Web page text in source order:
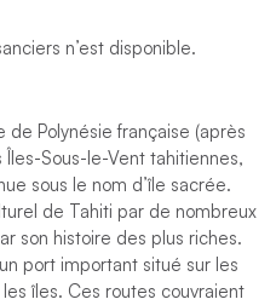
n’est disponible.
Polynésie française (après
Sous-le-Vent tahitiennes,
sous le nom d’île sacrée.
de Tahiti par de nombreux
son histoire des plus riches.
port important situé sur les
îles. Ces routes couvraient